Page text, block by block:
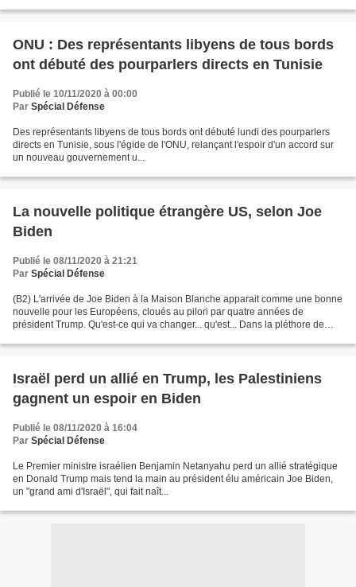
ONU : Des représentants libyens de tous bords
ont débuté des pourparlers directs en Tunisie
Publié le 10/11/2020 à 00:00
Par Spécial Défense
Des représentants libyens de tous bords ont débuté lundi des pourparlers
directs en Tunisie, sous l'égide de l'ONU, relançant l'espoir d'un accord sur
un nouveau gouvernement u...
La nouvelle politique étrangère US, selon Joe
Biden
Publié le 08/11/2020 à 21:21
Par Spécial Défense
(B2) L'arrivée de Joe Biden à la Maison Blanche apparait comme une bonne
nouvelle pour les Européens, cloués au pilori par quatre années de
président Trump. Qu'est-ce qui va changer... qu'est... Dans la pléthore de
Israël perd un allié en Trump, les Palestiniens
gagnent un espoir en Biden
Publié le 08/11/2020 à 16:04
Par Spécial Défense
Le Premier ministre israélien Benjamin Netanyahu perd un allié stratégique
en Donald Trump mais tend la main au président élu américain Joe Biden,
un "grand ami d'Israël", qui fait naît...